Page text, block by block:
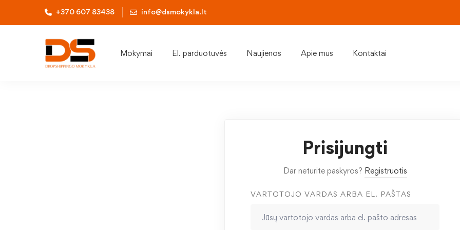
+370 607 83438 info@dsmokykla.lt
Mokymai El. parduotuvės Naujienos Apie mus Kontaktai
Prisijungti
Dar neturite paskyros? Registruotis
VARTOTOJO VARDAS ARBA EL. PAŠTAS